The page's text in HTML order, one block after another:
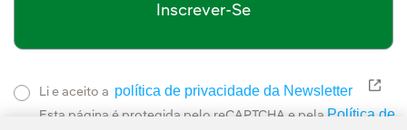
Inscrever-Se
Li e aceito a política de privacidade da Newsletter Link
Esta página é protegida pelo reCAPTCHA e pela Política de